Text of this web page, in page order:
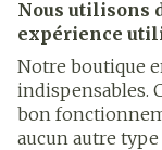
Nous utilisons
expérience
Notre boutique
indispensables.
bon
aucun autre
En cliquant sur
newsletter et